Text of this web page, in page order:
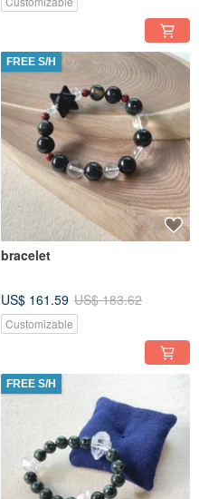
FREE S/H
bracelet
US$ 161.59 US$ 183.62
Customizable
FREE S/H